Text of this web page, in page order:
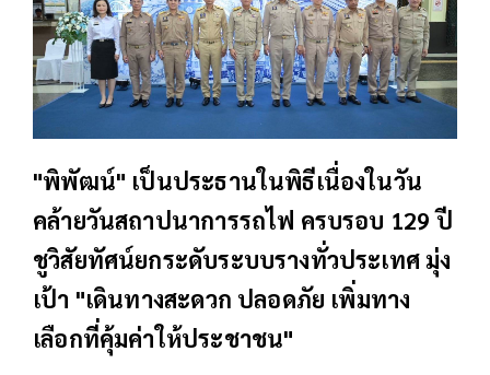
"พิพัฒน์" เป็นประธานในพิธีเนื่องในวัน
คล้ายวันสถาปนาการรถไฟ ครบรอบ 129 ปี
ชูวิสัยทัศน์ยกระดับระบบรางทั่วประเทศ มุ่ง
เป้า "เดินทางสะดวก ปลอดภัย เพิ่มทาง
เลือกที่คุ้มค่าให้ประชาชน"